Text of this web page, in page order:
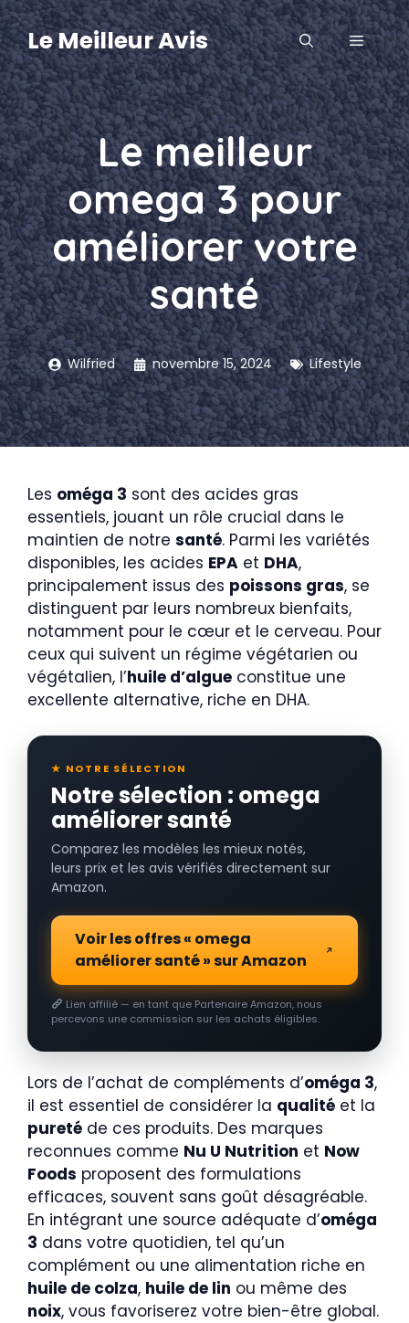
Aller
au
contenu
Le Meilleur Avis MENU
Le meilleur
omega 3 pour
améliorer votre
santé
Wilfried novembre 15, 2024 Lifestyle
Les oméga 3 sont des acides gras
essentiels, jouant un rôle crucial dans le
maintien de notre santé. Parmi les variétés
disponibles, les acides EPA et DHA,
principalement issus des poissons gras, se
distinguent par leurs nombreux bienfaits,
notamment pour le cœur et le cerveau. Pour
ceux qui suivent un régime végétarien ou
végétalien, l’huile d’algue constitue une
excellente alternative, riche en DHA.
★ NOTRE SÉLECTION
Notre sélection : omega
améliorer santé
Comparez les modèles les mieux notés,
leurs prix et les avis vérifiés directement sur
Amazon.
Voir les offres « omega
améliorer santé » sur Amazon
Lien affilié — en tant que Partenaire Amazon, nous
percevons une commission sur les achats éligibles.
Lors de l’achat de compléments d’oméga 3,
il est essentiel de considérer la qualité et la
pureté de ces produits. Des marques
reconnues comme Nu U Nutrition et Now
Foods proposent des formulations
efficaces, souvent sans goût désagréable.
En intégrant une source adéquate d’oméga
3 dans votre quotidien, tel qu’un
complément ou une alimentation riche en
huile de colza, huile de lin ou même des
noix, vous favoriserez votre bien-être global.